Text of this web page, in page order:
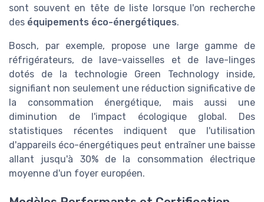
sont souvent en tête de liste lorsque l'on recherche
des équipements éco-énergétiques.
Bosch, par exemple, propose une large gamme de
réfrigérateurs, de lave-vaisselles et de lave-linges
dotés de la technologie Green Technology inside,
signifiant non seulement une réduction significative de
la consommation énergétique, mais aussi une
diminution de l'impact écologique global. Des
statistiques récentes indiquent que l'utilisation
d'appareils éco-énergétiques peut entraîner une baisse
allant jusqu'à 30% de la consommation électrique
moyenne d'un foyer européen.